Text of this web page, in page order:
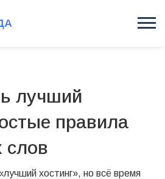
лучший
правила
слов
хостинг», но всё время